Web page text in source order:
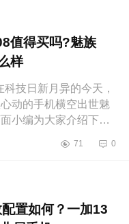
值得买吗?魅族
样
日新月异的今天，
动的手机横空出世魅
小编为大家介绍下魅
值得买吗 魅族
71 0
置如何？一加13